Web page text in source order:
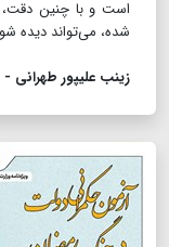
است و با چنین دقت،
شده، می‌تواند دیده
زینب علیپور طهرانی -